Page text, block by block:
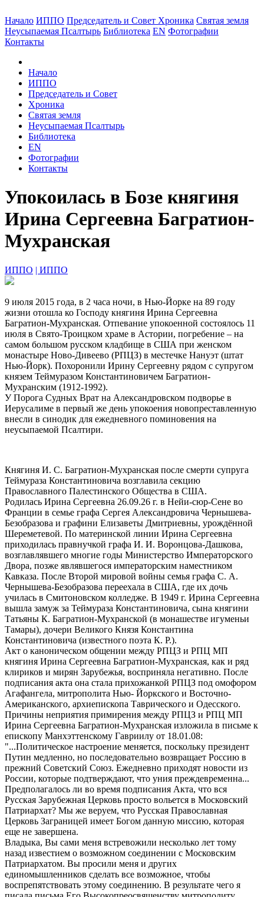
Начало ИППО Председатель и Совет Хроника Святая земля
Неусыпаемая Псалтырь Библиотека EN Фотографии
Контакты
Начало
ИППО
Председатель и Совет
Хроника
Святая земля
Неусыпаемая Псалтырь
Библиотека
EN
Фотографии
Контакты
Упокоилась в Бозе княгиня
Ирина Сергеевна Багратион-
Мухранская
ИППО | ИППО
9 июля 2015 года, в 2 часа ночи, в Нью-Йорке на 89 году
жизни отошла ко Господу княгиня Ирина Сергеевна
Багратион-Мухранская. Отпевание упокоенной состоялось 11
июля в Свято-Троицком храме в Астории, погребение – на
самом большом русском кладбище в США при женском
монастыре Ново-Дивеево (РПЦЗ) в местечке Нануэт (штат
Нью-Йорк). Похоронили Ирину Сергеевну рядом с супругом
князем Теймуразом Константиновичем Багратион-
Мухранским (1912-1992).
У Порога Судных Врат на Александровском подворье в
Иерусалиме в первый же день упокоения новопреставленную
внесли в синодик для ежедневного поминовения на
неусыпаемой Псалтири.
Княгиня И. С. Багратион-Мухранская после смерти супруга
Теймураза Константиновича возглавила секцию
Православного Палестинского Общества в США.
Родилась Ирина Сергеевна 26.09.26 г. в Нейи-сюр-Сене во
Франции в семье графа Сергея Александровича Чернышева-
Безобразова и графини Елизаветы Дмитриевны, урождённой
Шереметевой. По материнской линии Ирина Сергеевна
приходилась правнучкой графа И. И. Воронцова-Дашкова,
возглавлявшего многие годы Министерство Императорского
Двора, позже являвшегося императорским наместником
Кавказа. После Второй мировой войны семья графа С. А.
Чернышева-Безобразова переехала в США, где их дочь
училась в Смитоновском колледже. В 1949 г. Ирина Сергеевна
вышла замуж за Теймураза Константиновича, сына княгини
Татьяны К. Багратион-Мухранской (в монашестве игуменьи
Тамары), дочери Великого Князя Константина
Константиновича (известного поэта К. Р.).
Акт о каноническом общении между РПЦЗ и РПЦ МП
княгиня Ирина Сергеевна Багратион-Мухранская, как и ряд
клириков и мирян Зарубежья, восприняла негативно. После
подписания акта она стала прихожанкой РПЦЗ под омофором
Агафангела, митрополита Нью- Йоркского и Восточно-
Американского, архиепископа Таврического и Одесского.
Причины неприятия примирения между РПЦЗ и РПЦ МП
Ирина Сергеевна Багратион-Мухранская изложила в письме к
епископу Манхэттенскому Гавриилy от 18.01.08:
"...Политическое настроение меняется, поскольку президент
Путин медленно, но последовательно возвращает Россию в
прежний Советский Союз. Ежедневно приходят новости из
России, которые подтверждают, что уния преждевременна...
Предполагалось ли во время подписания Акта, что вся
Русская Зарубежная Церковь просто вольется в Московский
Патриархат? Мы же веруем, что Русская Православная
Церковь Заграницей имеет Богом данную миссию, которая
еще не завершена.
Владыка, Вы сами меня встревожили несколько лет тому
назад известием о возможном соединении с Московским
Патриархатом. Вы просили меня и других
единомышленников сделать все возможное, чтобы
воспрепятствовать этому соединению. В результате чего я